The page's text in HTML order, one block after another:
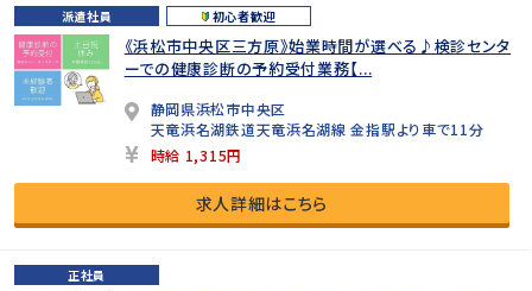
派遣社員 初心者歓迎
《浜松市中央区三方原》始業時間が選べる♪検診センタ
ーでの健康診断の予約受付業務【...
静岡県浜松市中央区
天竜浜名湖鉄道天竜浜名湖線 金指駅より車で11分
時給 1,315円
求人詳細はこちら
正社員